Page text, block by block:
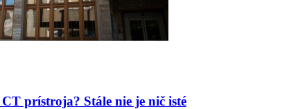
prístroja? Stále nie je nič isté